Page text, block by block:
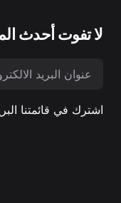
لا تفوت أحدث
اشترك في قائمتنا